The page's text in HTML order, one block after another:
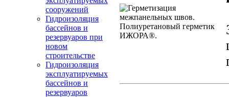
сооружений
Гидроизоляция
бассейнов и
резервуаров при
новом
строительстве
Гидроизоляция
эксплуатируемых
бассейнов и
резервуаров